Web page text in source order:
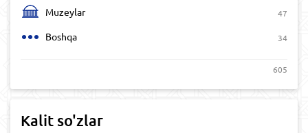
Muzeylar 47
Boshqa 34
605
Kalit so'zlar